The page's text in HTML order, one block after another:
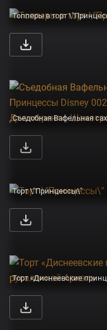
Топперы в торт
Торт \"Принцессы\"